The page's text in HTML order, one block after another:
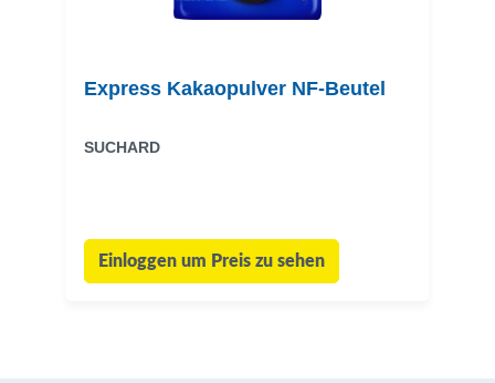
Express Kakaopulver NF-Beutel
SUCHARD
Einloggen um Preis zu sehen